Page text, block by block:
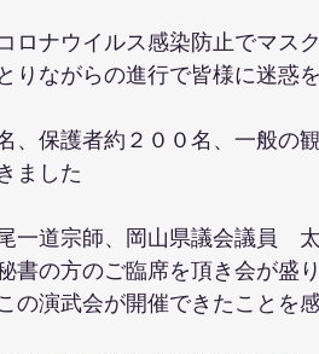
ロナウイルス感染防止でマス
りながらの進行で皆様に迷惑
、保護者約２００名、一般の
ました
一道宗師、岡山県議会議員　
書の方のご臨席を頂き会が盛
の演武会が開催できたことを